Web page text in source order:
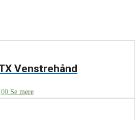
Venstrehånd
Se mere